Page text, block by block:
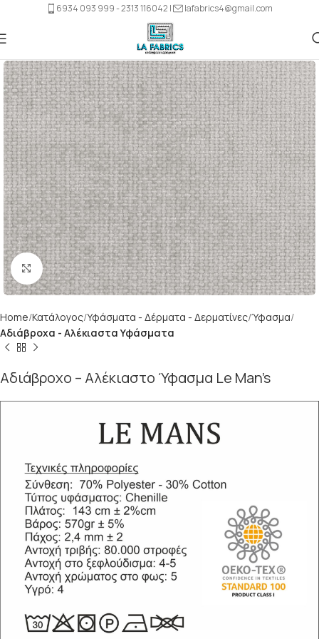
6934 093 999 - 2313 116042 | lafabrics4@gmail.com
Click to enlarge
Home Κατάλογος Υφάσματα - Δέρματα - Δερματίνες Ύφασμα
Αδιάβροχα - Αλέκιαστα Υφάσματα
Αδιάβροχο – Αλέκιαστο Ύφασμα Le Man’s